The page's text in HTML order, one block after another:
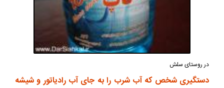
در روستای سلش
دستگیری شخص که آب شرب را به جای آب رادیاتور و شیشه